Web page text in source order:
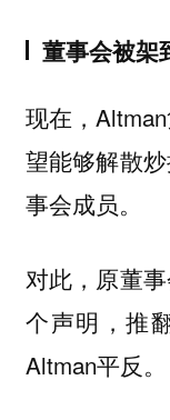
董事会被架
现在，
望能够解散
事会成员。
对此，原董
个声明，推
Altman平反。